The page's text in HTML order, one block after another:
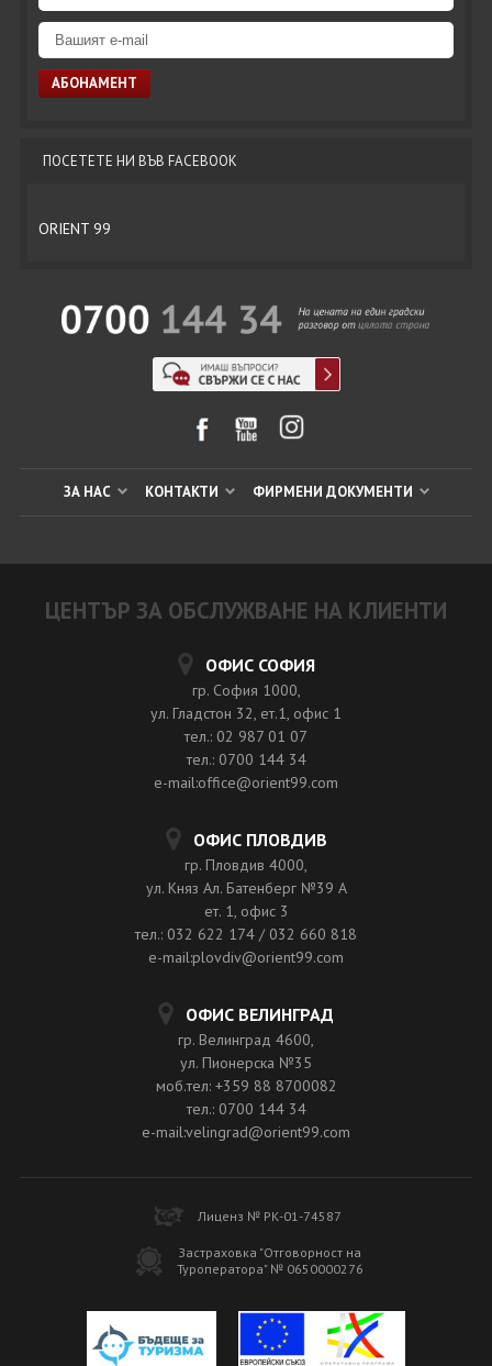
ПОСЕТЕТЕ НИ ВЪВ FACEBOOK
ORIENT 99
ЗА НАС КОНТАКТИ ФИРМЕНИ ДОКУМЕНТИ
ЦЕНТЪР ЗА ОБСЛУЖВАНЕ НА КЛИЕНТИ
ОФИС СОФИЯ
гр. София 1000,
ул. Гладстон 32, ет.1, офис 1
тел.: 02 987 01 07
тел.: 0700 144 34
e-mail:office@orient99.com
ОФИС ПЛОВДИВ
гр. Пловдив 4000,
ул. Княз Ал. Батенберг №39 A
ет. 1, офис 3
тел.: 032 622 174 / 032 660 818
e-mail:plovdiv@orient99.com
ОФИС ВЕЛИНГРАД
гр. Велинград 4600,
ул. Пионерска №35
моб.тел: +359 88 8700082
тел.: 0700 144 34
e-mail:velingrad@orient99.com
Лиценз № РК-01-74587
Застраховка "Отговорност на
Туроператора" № 0650000276